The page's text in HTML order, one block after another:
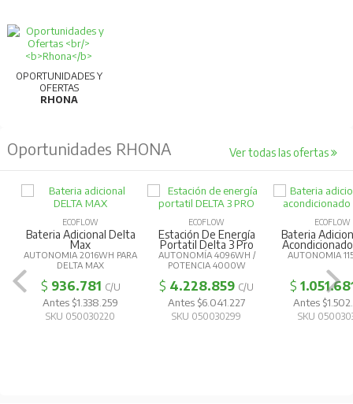
OPORTUNIDADES Y
OFERTAS
RHONA
Oportunidades RHONA Ver todas las ofertas
ECOFLOW
Bateria Adicional Delta
Max
AUTONOMIA 2016WH PARA
DELTA MAX
$ 936.781 C/U
Antes $1.338.259
SKU 050030220
ECOFLOW
Estación De Energía
Portatil Delta 3 Pro
AUTONOMÍA 4096WH /
POTENCIA 4000W
$ 4.228.859 C/U
Antes $6.041.227
SKU 050030299
ECOFLOW
Bateria
AUTONOMIA
$
Antes
SKU